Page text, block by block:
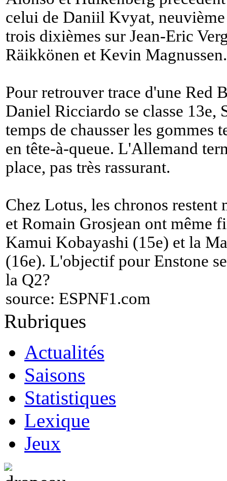
celui de Daniil Kvyat, neuvième
trois dixièmes sur Jean-Eric
Räikkönen et Kevin Magnussen.
Pour retrouver trace d'une Red
Daniel Ricciardo se classe 13e,
temps de chausser les gommes
en tête-à-queue. L'Allemand
place, pas très rassurant.
Chez Lotus, les chronos restent
et Romain Grosjean ont même
Kamui Kobayashi (15e) et la
(16e). L'objectif pour Enstone
la Q2?
source: ESPNF1.com
Rubriques
Actualités
Saisons
Statistiques
Lexique
Jeux